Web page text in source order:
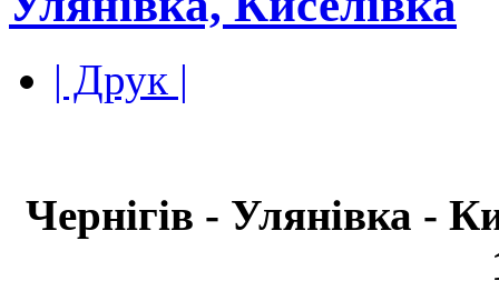
| Друк |
Чернігів - Улянівка -